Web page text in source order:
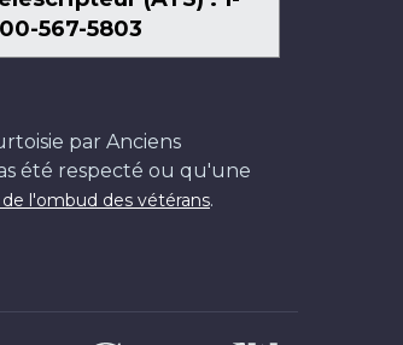
567-5803
par Anciens
été respecté ou qu'une
l'ombud des vétérans.